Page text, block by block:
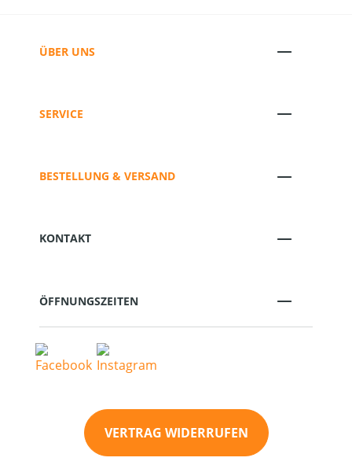
ÜBER UNS
SERVICE
BESTELLUNG & VERSAND
KONTAKT
ÖFFNUNGSZEITEN
VERTRAG WIDERRUFEN